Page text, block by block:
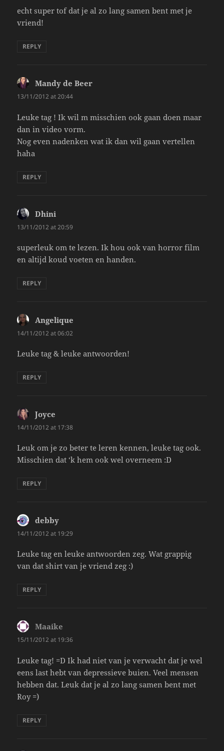
echt super tof dat je al zo lang samen bent met je
vriend!
REPLY
Mandy de Beer
13/11/2012 at 20:44
Leuke tag ! Ik wil m misschien ook gaan doen maar
dan in video vorm.
Nog even nadenken wat ik dan wil gaan vertellen
haha
REPLY
Dhini
13/11/2012 at 20:59
superleuk om te lezen. Ik hou ook van horror film
en altijd koud voeten en handen.
REPLY
Angelique
14/11/2012 at 06:02
Leuke tag & leuke antwoorden!
REPLY
Joyce
14/11/2012 at 17:38
Leuk om je zo beter te leren kennen, leuke tag ook.
Misschien dat ‘k hem ook wel overneem :D
REPLY
debby
14/11/2012 at 19:29
Leuke tag en leuke antwoorden zeg. Wat grappig
van dat shirt van je vriend zeg :)
REPLY
Maaike
15/11/2012 at 19:36
Leuke tag! =D Ik had niet van je verwacht dat je wel
eens last hebt van depressieve buien. Veel mensen
hebben dat. Leuk dat je al zo lang samen bent met
Roy =)
REPLY